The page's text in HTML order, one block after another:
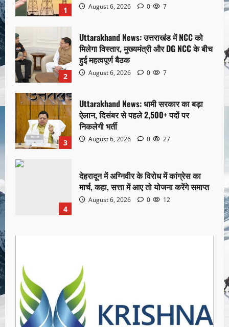
1 August 6, 2026 0 7
2
Uttarakhand News: उत्तराखंड में NCC को
मिलेगा विस्तार, मुख्यमंत्री और DG NCC के बीच
हुई महत्वपूर्ण बैठक
August 6, 2026 0 7
3
Uttarakhand News: धामी सरकार का बड़ा
ऐलान, दिसंबर से पहले 2,500+ पदों पर
निकलेगी भर्ती
August 6, 2026 0 27
4
देहरादून में अग्निवीर के विरोध में कांग्रेस का
मार्च, कहा, सत्ता में आए तो योजना करेंगे समाप्त
August 6, 2026 0 12